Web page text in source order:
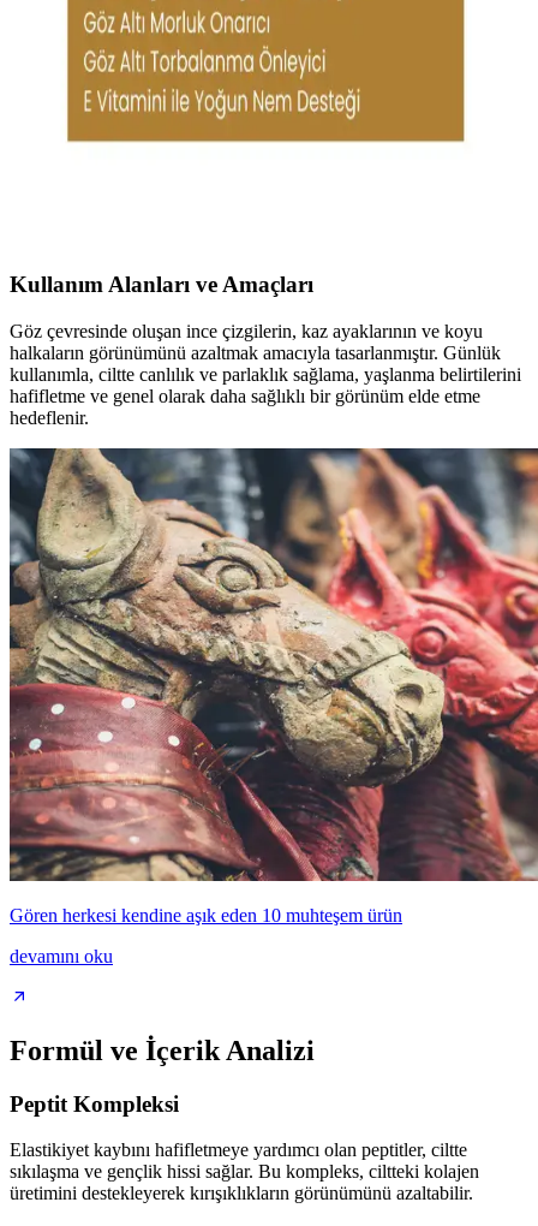
Estée Lauder'in göz kremi serileri, farklı cilt ihtiyaçlarına uygun
hafif yapısı ve etkili formülleriyle göz çevresinde genç ve sağlıklı bir
görünüm sağlar.
Göz Çevresi İçin Güneş Koruyucu ve Anti-Aging
Özellikli Ürünler Hakkında Bilgilendirici Rehber
Kullanım Alanları ve Amaçları
Göz çevresinde oluşan ince çizgilerin, kaz ayaklarının ve koyu
halkaların görünümünü azaltmak amacıyla tasarlanmıştır. Günlük
kullanımla, ciltte canlılık ve parlaklık sağlama, yaşlanma belirtilerini
hafifletme ve genel olarak daha sağlıklı bir görünüm elde etme
hedeflenir.
Gören herkesi kendine aşık eden 10 muhteşem ürün
devamını oku
Formül ve İçerik Analizi
Peptit Kompleksi
Elastikiyet kaybını hafifletmeye yardımcı olan peptitler, ciltte
sıkılaşma ve gençlik hissi sağlar. Bu kompleks, ciltteki kolajen
üretimini destekleyerek kırışıklıkların görünümünü azaltabilir.